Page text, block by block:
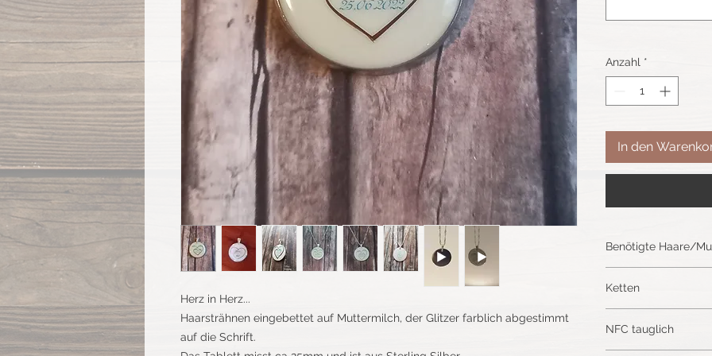
Herz in Herz...
Haarsträhnen eingebettet auf Muttermilch, der Glitzer farblich abgestimmt
auf die Schrift.
Anzahl *
In den
Benötigte Haare/
Eine Haarsträhne,
Je länger desto
Unter der Rubrik
Ketten
passende Kette für
NFC tauglich